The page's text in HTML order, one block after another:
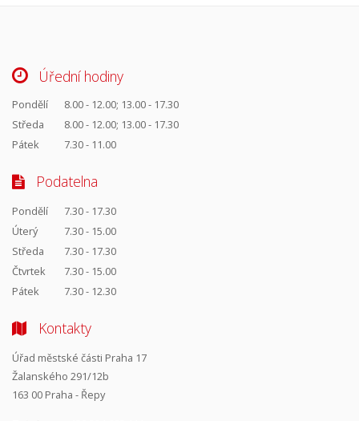
Úřední hodiny
Pondělí
8.00 - 12.00; 13.00 - 17.30
Středa
8.00 - 12.00; 13.00 - 17.30
Pátek
7.30 - 11.00
Podatelna
Pondělí
7.30 - 17.30
Úterý
7.30 - 15.00
Středa
7.30 - 17.30
Čtvrtek
7.30 - 15.00
Pátek
7.30 - 12.30
Kontakty
Úřad městské části Praha 17
Žalanského 291/12b
163 00 Praha - Řepy